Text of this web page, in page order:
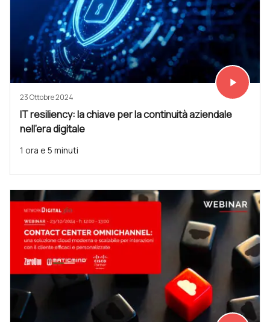
Vedi subito
play_arrow
23 Ottobre 2024
IT resiliency: la chiave per la continuità aziendale
nell'era digitale
1 ora e 5 minuti